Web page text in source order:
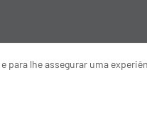
para lhe assegurar uma